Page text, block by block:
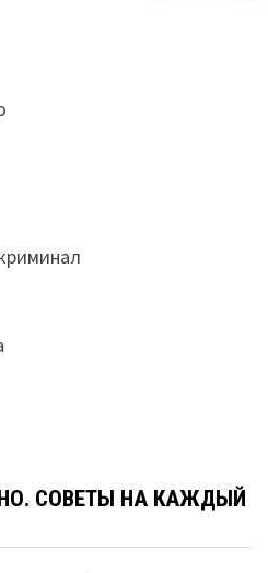
СОВЕТЫ НА КАЖДЫЙ